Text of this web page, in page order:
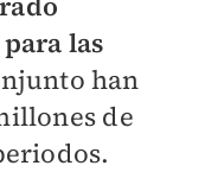
las
han
de